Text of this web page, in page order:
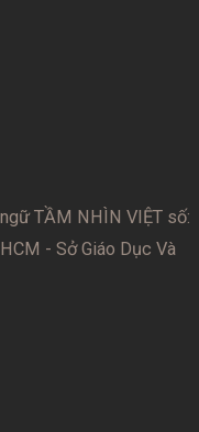
TẦM NHÌN VIỆT số:
- Sở Giáo Dục Và